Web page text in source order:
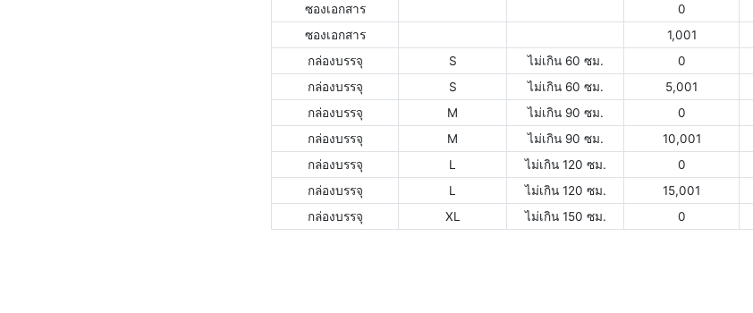
ซองเอกสาร
0
ซองเอกสาร
1,001
กล่องบรรจุ
S ไม่เกิน 60 ซม. 0
กล่องบรรจุ
S ไม่เกิน 60 ซม. 5,001
กล่องบรรจุ
M ไม่เกิน 90 ซม. 0
กล่องบรรจุ
M ไม่เกิน 90 ซม. 10,001
กล่องบรรจุ
L ไม่เกิน 120 ซม. 0
กล่องบรรจุ
L ไม่เกิน 120 ซม. 15,001
กล่องบรรจุ
XL ไม่เกิน 150 ซม. 0